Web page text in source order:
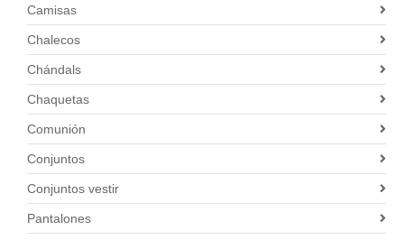
Camisas
Chalecos
Chándals
Chaquetas
Comunión
Conjuntos
Conjuntos vestir
Pantalones